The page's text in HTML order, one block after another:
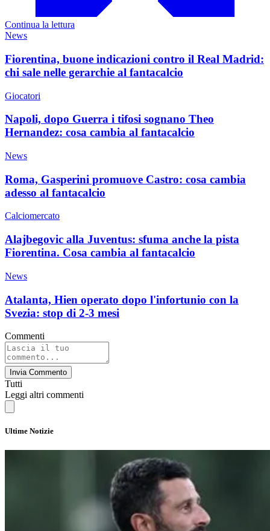
Continua la lettura
News
Fiorentina, buone indicazioni contro il Real Madrid:
chi sale nelle gerarchie al fantacalcio
Giocatori
Napoli, dopo Guerra i tifosi sognano Theo
Hernandez: cosa cambia al fantacalcio
News
Roma, Gasperini promuove Castro: cosa cambia
adesso al fantacalcio
Calciomercato
Alajbegovic alla Juventus: sfuma anche la pista
Fiorentina. Cosa cambia al fantacalcio
News
Atalanta, Hien operato dopo l'infortunio con la
Svezia: stop di 2-3 mesi
Commenti
Invia Commento
Tutti
Leggi altri commenti
Ultime Notizie